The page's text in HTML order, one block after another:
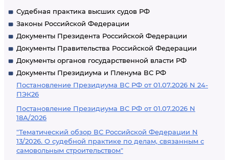
Судебная практика высших судов РФ
Законы Российской Федерации
Документы Президента Российской Федерации
Документы Правительства Российской Федерации
Документы органов государственной власти РФ
Документы Президиума и Пленума ВС РФ
Постановление Президиума ВС РФ от 01.07.2026 N 24-
ПЭК26
Постановление Президиума ВС РФ от 01.07.2026 N
18А/2026
"Тематический обзор ВС Российской Федерации N
13/2026. О судебной практике по делам, связанным с
самовольным строительством"